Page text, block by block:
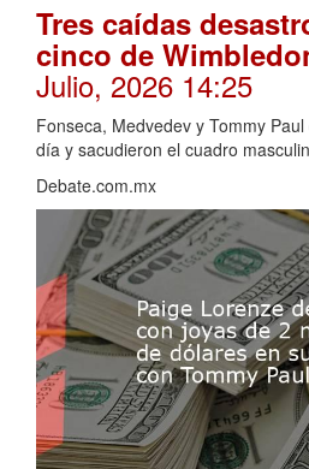
Tres caídas
cinco de
Julio, 2026 14:25
Fonseca, Medvedev y Tommy
día y sacudieron el cuadro
Debate.com.mx